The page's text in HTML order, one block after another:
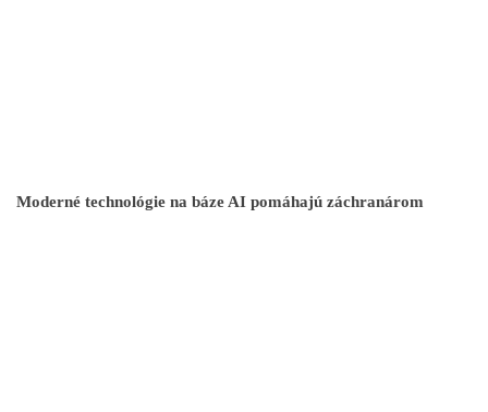
Moderné technológie na báze AI pomáhajú záchranárom